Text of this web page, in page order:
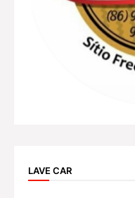
LAVE CAR